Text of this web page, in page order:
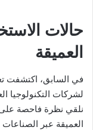
حالات
العميقة
في السابق، اكتشفت
لشركات التكنولوجيا
نلقي نظرة فاحصة على
العميقة عبر